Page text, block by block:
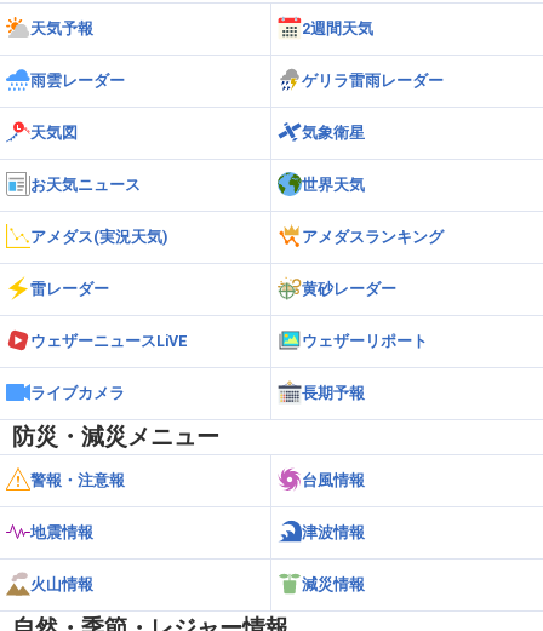
天気予報 2週間天気
雨雲レーダー ゲリラ雷雨レーダー
天気図 気象衛星
お天気ニュース 世界天気
アメダス(実況天気) アメダスランキング
雷レーダー 黄砂レーダー
ウェザーニュースLiVE ウェザーリポート
ライブカメラ 長期予報
防災・減災メニュー
警報・注意報 台風情報
地震情報 津波情報
火山情報 減災情報